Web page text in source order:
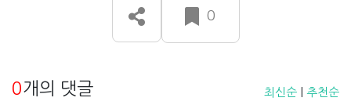
0
0개의 댓글 최신순 추천순